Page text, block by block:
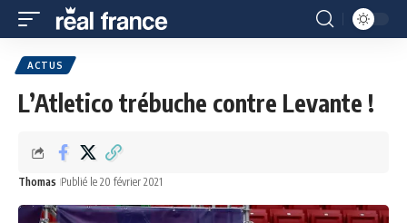
ACTUS
L’Atletico trébuche contre Levante !
Thomas Publié le 20 février 2021